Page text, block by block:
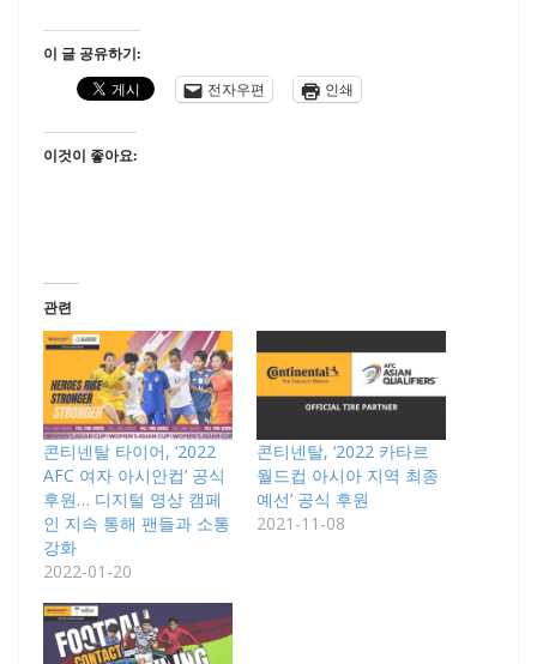
이 글 공유하기:
전자우편
인쇄
이것이 좋아요:
관련
콘티넨탈 타이어, ‘2022
AFC 여자 아시안컵’ 공식
후원… 디지털 영상 캠페
인 지속 통해 팬들과 소통
강화
2022-01-20
콘티넨탈, ‘2022 카타르
월드컵 아시아 지역 최종
예선’ 공식 후원
2021-11-08